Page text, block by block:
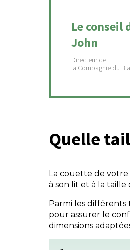
Le conseil
John
Quelle
La couette de
à son lit et à la taille
Parmi les
pour assurer le
dimensions